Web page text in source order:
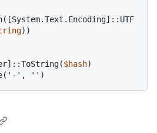
))
$hash)
'-' , '' )